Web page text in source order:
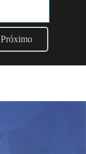
Próximo